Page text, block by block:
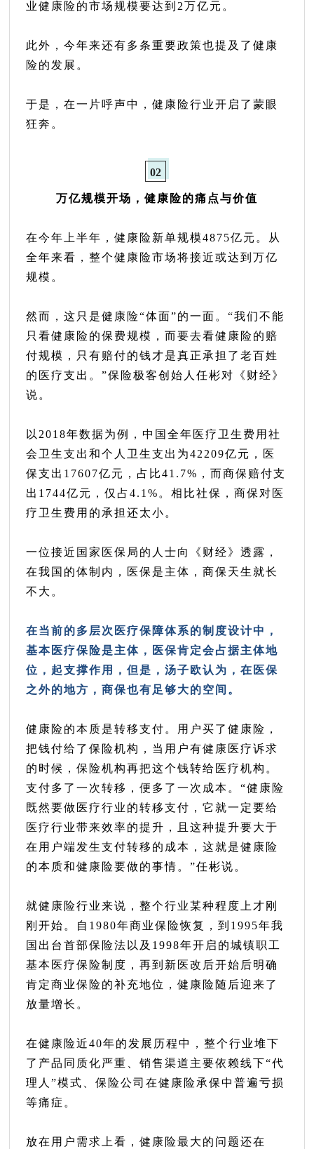
业健康险的市场规模要达到2万亿元。
此外，今年来还有多条重要政策也提及了健康
险的发展。
于是，在一片呼声中，健康险行业开启了蒙眼
狂奔。
02
万亿规模开场，健康险的痛点与价值
在今年上半年，健康险新单规模4875亿元。从
全年来看，整个健康险市场将接近或达到万亿
规模。
然而，这只是健康险“体面”的一面。“我们不能
只看健康险的保费规模，而要去看健康险的赔
付规模，只有赔付的钱才是真正承担了老百姓
的医疗支出。”保险极客创始人任彬对《财经》
说。
以2018年数据为例，中国全年医疗卫生费用社
会卫生支出和个人卫生支出为42209亿元，医
保支出17607亿元，占比41.7%，而商保赔付支
出1744亿元，仅占4.1%。相比社保，商保对医
疗卫生费用的承担还太小。
一位接近国家医保局的人士向《财经》透露，
在我国的体制内，医保是主体，商保天生就长
不大。
在当前的多层次医疗保障体系的制度设计中，
基本医疗保险是主体，医保肯定会占据主体地
位，起支撑作用，但是，汤子欧认为，在医保
之外的地方，商保也有足够大的空间。
健康险的本质是转移支付。用户买了健康险，
把钱付给了保险机构，当用户有健康医疗诉求
的时候，保险机构再把这个钱转给医疗机构。
支付多了一次转移，便多了一次成本。“健康险
既然要做医疗行业的转移支付，它就一定要给
医疗行业带来效率的提升，且这种提升要大于
在用户端发生支付转移的成本，这就是健康险
的本质和健康险要做的事情。”任彬说。
就健康险行业来说，整个行业某种程度上才刚
刚开始。自1980年商业保险恢复，到1995年我
国出台首部保险法以及1998年开启的城镇职工
基本医疗保险制度，再到新医改后开始后明确
肯定商业保险的补充地位，健康险随后迎来了
放量增长。
在健康险近40年的发展历程中，整个行业堆下
了产品同质化严重、销售渠道主要依赖线下“代
理人”模式、保险公司在健康险承保中普遍亏损
等痛症。
放在用户需求上看，健康险最大的问题还在